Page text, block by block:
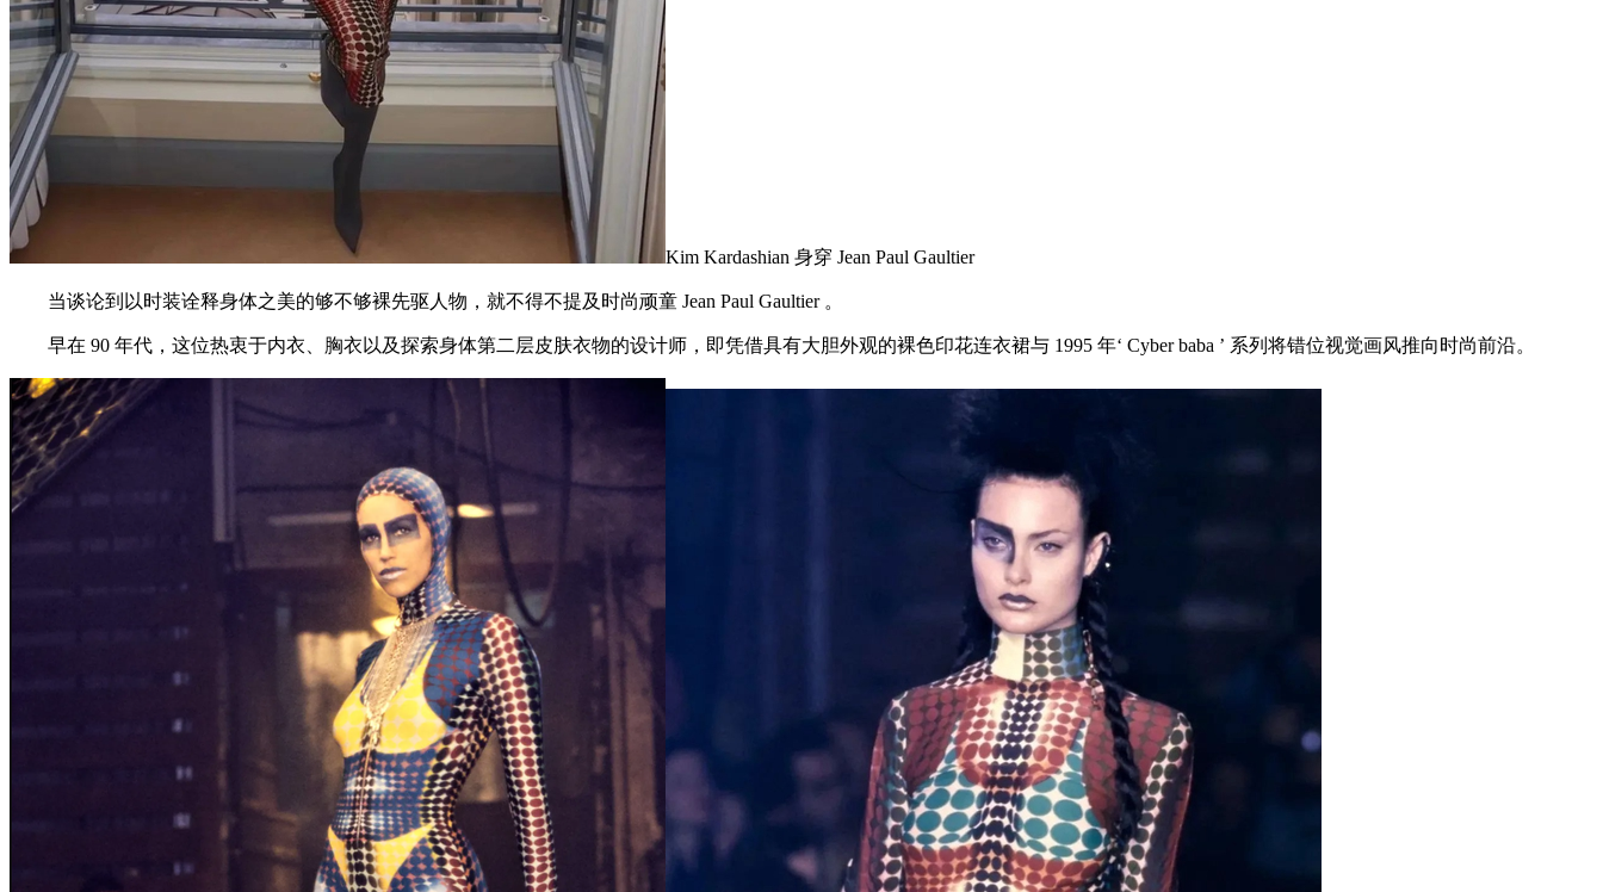
Kim Kardashian 身穿 Jean Paul Gaultier
当谈论到以时装诠释身体之美的够不够裸先驱人物，就不得不提及时尚顽童 Jean Paul Gaultier 。
早在 90 年代，这位热衷于内衣、胸衣以及探索身体第二层皮肤衣物的设计师，即凭借具有大胆外观的裸色印花连衣裙与 1995 年‘ Cyber baba ’ 系列将错位视觉画风推向时尚前沿。